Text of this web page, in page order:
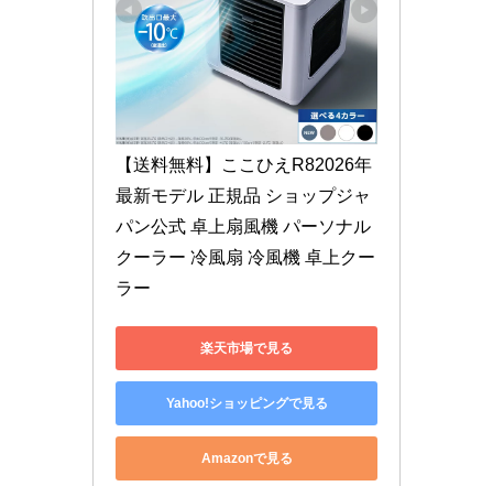
【送料無料】ここひえR82026年
最新モデル 正規品 ショップジャ
パン公式 卓上扇風機 パーソナル
クーラー 冷風扇 冷風機 卓上クー
ラー
楽天市場で見る
Yahoo!ショッピングで見る
Amazonで見る